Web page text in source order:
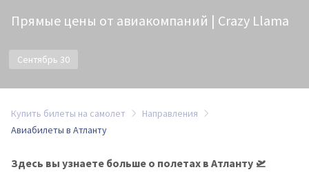
Прямые цены от авиакомпаний | Crazy Llama
Сентябрь 30
Купить билеты на самолет
Направления
Авиабилеты в Атланту
Здесь вы узнаете больше о полетах в Атланту 🛫